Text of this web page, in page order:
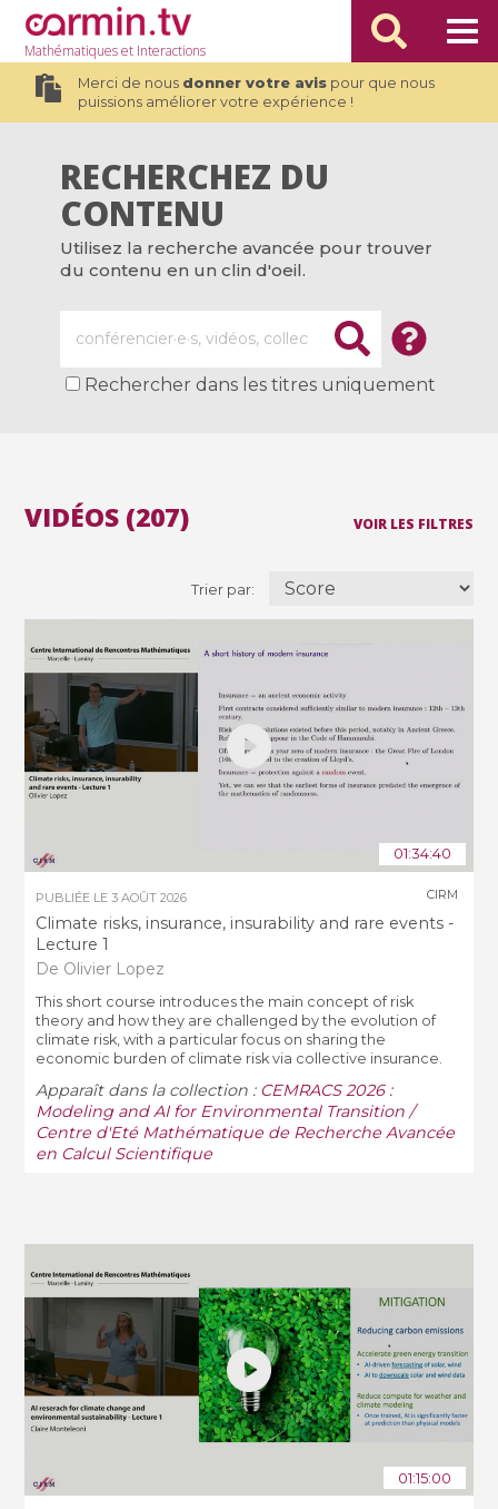
Mathématiqueset Interactions
Merci de nous donner votre avispour que nous
puissions améliorer votre expérience !
RECHERCHEZ DU
CONTENU
Utilisez la recherche avancée pour trouver
du contenu en un clin d'oeil.
Rechercher dans les titres uniquement
VOIR LES FILTRES
Trier par:
VIDÉOS (207)
01:34:40
PUBLIÉE LE3 AOÛT 2026
Climate risks, insurance, insurability and rare events -
Lecture 1
De Olivier Lopez
CIRM
This short course introduces the main concept of risk
theory and how they are challenged by the evolution of
climate risk, with a particular focus on sharing the
economic burden of climate risk via collective insurance.
Apparaît dans la collection : CEMRACS 2026 :
Modeling and AI for Environmental Transition /
Centre d'Eté Mathématique de Recherche Avancée
en Calcul Scientifique
01:15:00